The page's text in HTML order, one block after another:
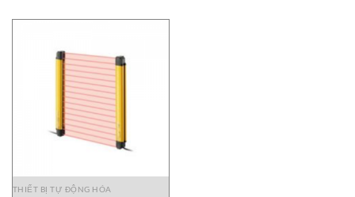
THIẾT BỊ TỰ ĐỘNG HÓA